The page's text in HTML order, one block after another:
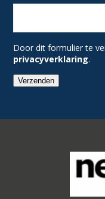
Door dit formulier te
privacyverklaring.
Verzenden